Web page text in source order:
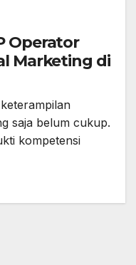
Operator
Marketing di
saja belum cukup.
kompetensi